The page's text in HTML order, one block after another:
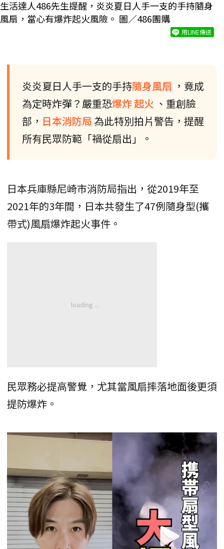
生活達人486先生提醒，炎炎夏日人手一支的手持隨身
風扇，當心有爆炸起火風險。 圖／486團購
用LINE傳送
炎炎夏日人手一支的手持隨身風扇 ，竟成
為定時炸彈？嚴重恐爆炸起火 、重創臉
部， 日本消防局 為此特別拍片警告，提醒
所有民眾防範「禍從扇出」。
日本兵庫縣尼崎市消防局指出，從2019年至
2021年的3年間，日本共發生了47例隨身型(攜
帶式)風扇爆炸起火事件。
民眾務必提高警覺，尤其當風扇摔落地面後更須
提防爆炸。